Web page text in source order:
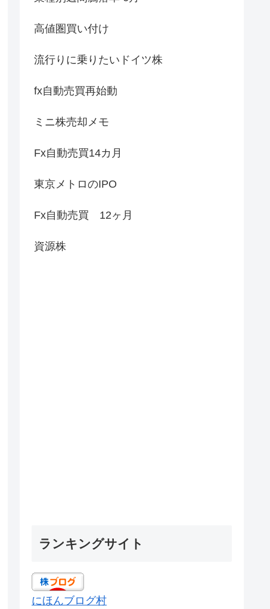
高値圏買い付け
流行りに乗りたいドイツ株
fx自動売買再始動
ミニ株売却メモ
Fx自動売買14カ月
東京メトロのIPO
Fx自動売買 12ヶ月
資源株
ランキングサイト
にほんブログ村